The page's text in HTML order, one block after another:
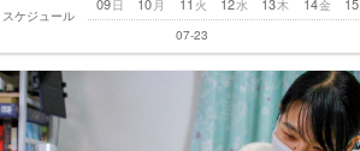
スケジュール
日 月 火 水 木 金
07-23